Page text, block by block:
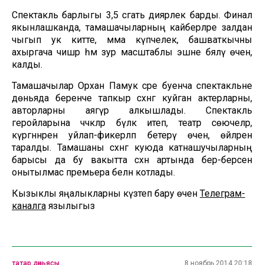
Спектакль барлыгы 3,5 сәгать диярлек барды. Финал
якынлашканда, тамашачыларның кайберләре залдан
чыгып ук китте, әмма күпчелек, башваткычны
ахыргача чишәр һәм зур масштаблы эшне бәяләү өчен,
калды.
Тамашачылар Орхан Памук әсәре буенча спектакльне
дөньяда беренче тапкыр сәхнәгә куйган актерларны,
авторларны аягүрә алкышлады. Спектакль
геройларына чәчәкләр бүләк итеп, театр сөючеләр,
күргәннәрен уйлап-фикерләп бетерү өчен, өйләренә
таралды. Тамашаны сәхнәгә куюда катнашучыларның
барысы да бу вакытта сәхнә артында бер-берсен
онытылмас премьера белән котлады.
Кызыклы яңалыкларны күзәтеп бару өчен Телеграм-
каналга язылыгыз
татар дөньясы 8 ноябрь 2014 20:18